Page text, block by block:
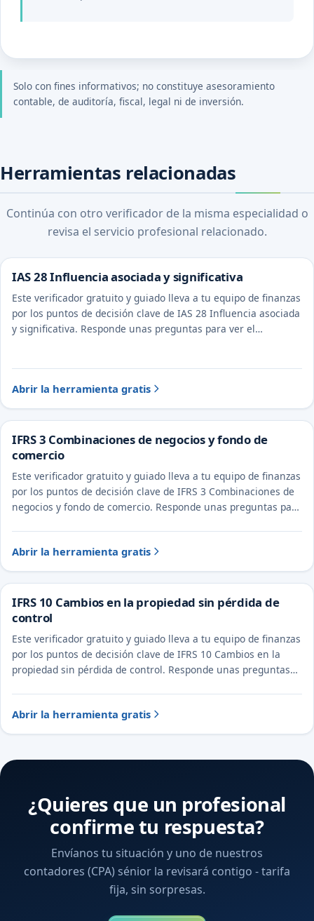
Solo con fines informativos; no constituye asesoramiento
contable, de auditoría, fiscal, legal ni de inversión.
Herramientas relacionadas
Continúa con otro verificador de la misma especialidad o
revisa el servicio profesional relacionado.
IAS 28 Influencia asociada y significativa
Este verificador gratuito y guiado lleva a tu equipo de finanzas
por los puntos de decisión clave de IAS 28 Influencia asociada
y significativa. Responde unas preguntas para ver el
Abrir la herramienta gratis
IFRS 3 Combinaciones de negocios y fondo de
comercio
Este verificador gratuito y guiado lleva a tu equipo de finanzas
por los puntos de decisión clave de IFRS 3 Combinaciones de
negocios y fondo de comercio. Responde unas preguntas para
Abrir la herramienta gratis
IFRS 10 Cambios en la propiedad sin pérdida de
control
Este verificador gratuito y guiado lleva a tu equipo de finanzas
por los puntos de decisión clave de IFRS 10 Cambios en la
propiedad sin pérdida de control. Responde unas preguntas
Abrir la herramienta gratis
¿Quieres que un profesional
confirme tu respuesta?
Envíanos tu situación y uno de nuestros
contadores (CPA) sénior la revisará contigo - tarifa
fija, sin sorpresas.